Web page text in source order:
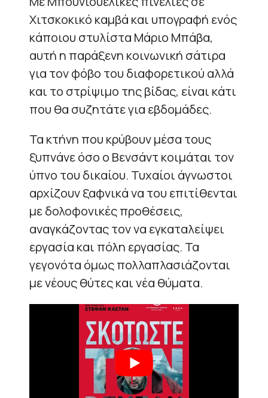
Χιτσκοκικό καμβά και υπογραφή ενός
κάποιου στυλίστα Μάριο Μπάβα,
αυτή η παράξενη κοινωνική σάτιρα
για τον φόβο του διαφορετικού αλλά
και το στρίψιμο της βίδας, είναι κάτι
που θα συζητάτε για εβδομάδες.
Τα κτήνη που κρύβουν μέσα τους
ξυπνάνε όσο ο Βενσάντ κοιμάται τον
ύπνο του δικαίου. Τυχαίοι άγνωστοι
αρχίζουν ξαφνικά να του επιτίθενται
με δολοφονικές προθέσεις,
αναγκάζοντας τον να εγκαταλείψει
εργασία και πόλη εργασίας. Τα
γεγονότα όμως πολλαπλασιάζονται
με νέους θύτες και νέα θύματα.